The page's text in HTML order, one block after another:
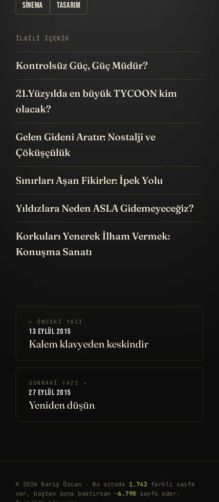
SINEMA
TASARIM
İLGILI IÇERIK
Kontrolsüz Güç, Güç Müdür?
21.Yüzyılda en büyük TYCOON kim
olacak?
Gelen Gideni Aratır: Nostalji ve
Çöküşçülük
Sınırları Aşan Fikirler: İpek Yolu
Yıldızlara Neden ASLA Gidemeyeceğiz?
Korkuları Yenerek İlham Vermek:
Konuşma Sanatı
← ÖNCEKI YAZI
13 EYLÜL 2015
Kalem klavyeden keskindir
SONRAKI YAZI →
27 EYLÜL 2015
Yeniden düşün
© 2026 Barış Özcan · Bu sitede 1.742 farklı sayfa
var, baştan sona bastırsan ~6.790 sayfa eder.